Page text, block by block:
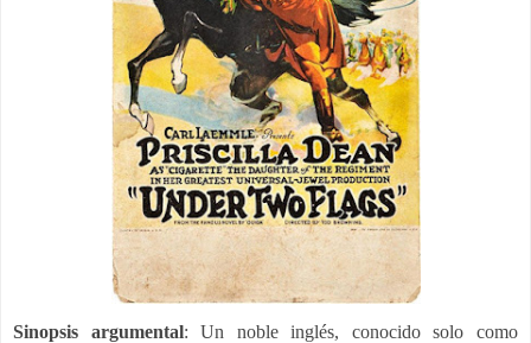
Sinopsis argumental:Un noble inglés, conocido solo como